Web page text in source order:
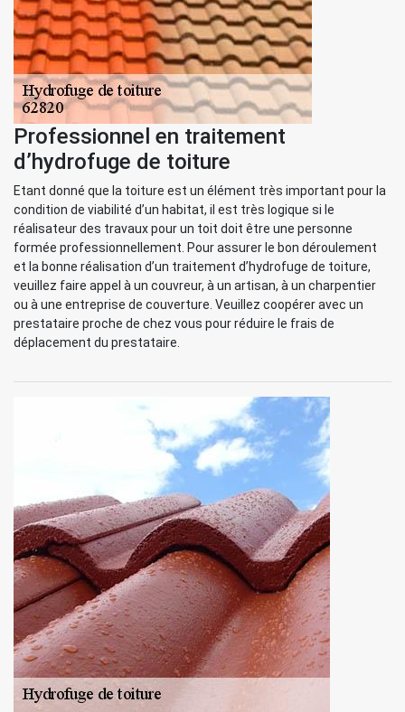
Professionnel en traitement
d’hydrofuge de toiture
Etant donné que la toiture est un élément très important pour la
condition de viabilité d’un habitat, il est très logique si le
réalisateur des travaux pour un toit doit être une personne
formée professionnellement. Pour assurer le bon déroulement
et la bonne réalisation d’un traitement d’hydrofuge de toiture,
veuillez faire appel à un couvreur, à un artisan, à un charpentier
ou à une entreprise de couverture. Veuillez coopérer avec un
prestataire proche de chez vous pour réduire le frais de
déplacement du prestataire.